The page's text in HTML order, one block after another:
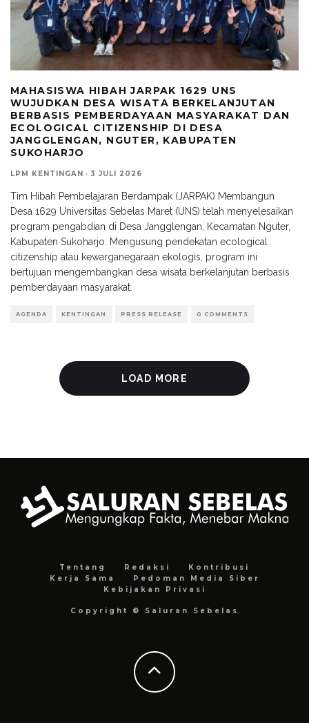
MAHASISWA HIBAH JARPAK 1629 UNS
WUJUDKAN DESA WISATA BERKELANJUTAN
BERBASIS PEMBERDAYAAN MASYARAKAT DAN
ECOLOGICAL CITIZENSHIP DI DESA
JANGGLENGAN, NGUTER, KABUPATEN
SUKOHARJO
LPM KENTINGAN · 3 JULI 2026
Tim Hibah Pembelajaran Berdampak (JARPAK) Membangun
Desa 1629 Universitas Sebelas Maret (UNS) telah menyelesaikan
program pengabdian di Desa Jangglengan, Kecamatan Nguter,
Kabupaten Sukoharjo. Mengusung pendekatan ecological
citizenship atau kewarganegaraan ekologis, program ini
bertujuan mengembangkan desa wisata berkelanjutan berbasis
pemberdayaan masyarakat.
AGENDA KENTINGAN PRESS RELEASE 0 COMMENTS
LOAD MORE
Tentang Redaksi
Kontribusi
Kerja Sama
Pedoman Media Siber
Kebijakan Privasi
Copyright © Saluran Sebelas